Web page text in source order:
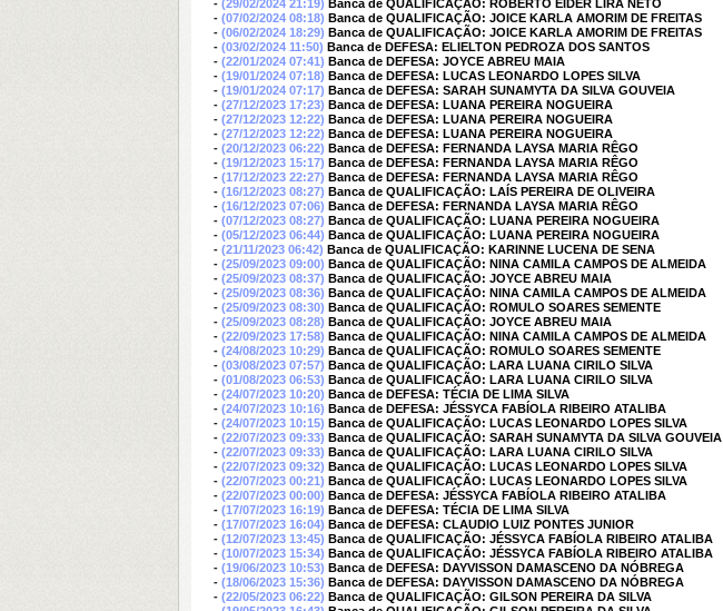
- (29/02/2024 21:19) Banca de QUALIFICAÇÃO: ROBERTO EIDER LIRA NETO
- (07/02/2024 08:18) Banca de QUALIFICAÇÃO: JOICE KARLA AMORIM DE FREITAS
- (06/02/2024 18:29) Banca de QUALIFICAÇÃO: JOICE KARLA AMORIM DE FREITAS
- (03/02/2024 11:50) Banca de DEFESA: ELIELTON PEDROZA DOS SANTOS
- (22/01/2024 07:41) Banca de DEFESA: JOYCE ABREU MAIA
- (19/01/2024 07:18) Banca de DEFESA: LUCAS LEONARDO LOPES SILVA
- (19/01/2024 07:17) Banca de DEFESA: SARAH SUNAMYTA DA SILVA GOUVEIA
- (27/12/2023 17:23) Banca de DEFESA: LUANA PEREIRA NOGUEIRA
- (27/12/2023 12:22) Banca de DEFESA: LUANA PEREIRA NOGUEIRA
- (27/12/2023 12:22) Banca de DEFESA: LUANA PEREIRA NOGUEIRA
- (20/12/2023 06:22) Banca de DEFESA: FERNANDA LAYSA MARIA RÊGO
- (19/12/2023 15:17) Banca de DEFESA: FERNANDA LAYSA MARIA RÊGO
- (17/12/2023 22:27) Banca de DEFESA: FERNANDA LAYSA MARIA RÊGO
- (16/12/2023 08:27) Banca de QUALIFICAÇÃO: LAÍS PEREIRA DE OLIVEIRA
- (16/12/2023 07:06) Banca de DEFESA: FERNANDA LAYSA MARIA RÊGO
- (07/12/2023 08:27) Banca de QUALIFICAÇÃO: LUANA PEREIRA NOGUEIRA
- (05/12/2023 06:44) Banca de QUALIFICAÇÃO: LUANA PEREIRA NOGUEIRA
- (21/11/2023 06:42) Banca de QUALIFICAÇÃO: KARINNE LUCENA DE SENA
- (25/09/2023 09:00) Banca de QUALIFICAÇÃO: NINA CAMILA CAMPOS DE ALMEIDA
- (25/09/2023 08:37) Banca de QUALIFICAÇÃO: JOYCE ABREU MAIA
- (25/09/2023 08:36) Banca de QUALIFICAÇÃO: NINA CAMILA CAMPOS DE ALMEIDA
- (25/09/2023 08:30) Banca de QUALIFICAÇÃO: ROMULO SOARES SEMENTE
- (25/09/2023 08:28) Banca de QUALIFICAÇÃO: JOYCE ABREU MAIA
- (22/09/2023 17:58) Banca de QUALIFICAÇÃO: NINA CAMILA CAMPOS DE ALMEIDA
- (24/08/2023 10:29) Banca de QUALIFICAÇÃO: ROMULO SOARES SEMENTE
- (03/08/2023 07:57) Banca de QUALIFICAÇÃO: LARA LUANA CIRILO SILVA
- (01/08/2023 06:53) Banca de QUALIFICAÇÃO: LARA LUANA CIRILO SILVA
- (24/07/2023 10:20) Banca de DEFESA: TÉCIA DE LIMA SILVA
- (24/07/2023 10:16) Banca de DEFESA: JÉSSYCA FABÍOLA RIBEIRO ATALIBA
- (24/07/2023 10:15) Banca de QUALIFICAÇÃO: LUCAS LEONARDO LOPES SILVA
- (22/07/2023 09:33) Banca de QUALIFICAÇÃO: SARAH SUNAMYTA DA SILVA GOUVEIA
- (22/07/2023 09:33) Banca de QUALIFICAÇÃO: LARA LUANA CIRILO SILVA
- (22/07/2023 09:32) Banca de QUALIFICAÇÃO: LUCAS LEONARDO LOPES SILVA
- (22/07/2023 00:21) Banca de QUALIFICAÇÃO: LUCAS LEONARDO LOPES SILVA
- (22/07/2023 00:00) Banca de DEFESA: JÉSSYCA FABÍOLA RIBEIRO ATALIBA
- (17/07/2023 16:19) Banca de DEFESA: TÉCIA DE LIMA SILVA
- (17/07/2023 16:04) Banca de DEFESA: CLAUDIO LUIZ PONTES JUNIOR
- (12/07/2023 13:45) Banca de QUALIFICAÇÃO: JÉSSYCA FABÍOLA RIBEIRO ATALIBA
- (10/07/2023 15:34) Banca de QUALIFICAÇÃO: JÉSSYCA FABÍOLA RIBEIRO ATALIBA
- (19/06/2023 10:53) Banca de DEFESA: DAYVISSON DAMASCENO DA NÓBREGA
- (18/06/2023 15:36) Banca de DEFESA: DAYVISSON DAMASCENO DA NÓBREGA
- (22/05/2023 06:22) Banca de QUALIFICAÇÃO: GILSON PEREIRA DA SILVA